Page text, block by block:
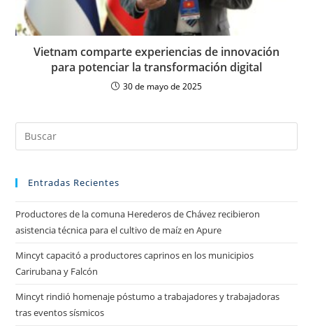
Vietnam comparte experiencias de innovación
para potenciar la transformación digital
30 de mayo de 2025
Entradas Recientes
Productores de la comuna Herederos de Chávez recibieron
asistencia técnica para el cultivo de maíz en Apure
Mincyt capacitó a productores caprinos en los municipios
Carirubana y Falcón
Mincyt rindió homenaje póstumo a trabajadores y trabajadoras
tras eventos sísmicos